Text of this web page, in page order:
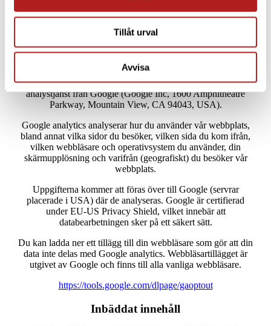
Tillåt urval
Avvisa
I din webbläsare kan du ställa in att inga cookies får sparas på
din dator. Vår hemsida fungerar även utan cookies, men det
kan göra att användarupplevelsen blir sämre. Vi informerar
alla besökare på vår webbplats om att vi använder cookies.
Vi använder Google Analytics som är en statistik- och
analystjänst från Google (Google Inc, 1600 Amphitheatre
Parkway, Mountain View, CA 94043, USA).
Google analytics analyserar hur du använder vår webbplats,
bland annat vilka sidor du besöker, vilken sida du kom ifrån,
vilken webbläsare och operativsystem du använder, din
skärmupplösning och varifrån (geografiskt) du besöker vår
webbplats.
Uppgifterna kommer att föras över till Google (servrar
placerade i USA) där de analyseras. Google är certifierad
under EU-US Privacy Shield, vilket innebär att
databearbetningen sker på ett säkert sätt.
Du kan ladda ner ett tillägg till din webbläsare som gör att din
data inte delas med Google analytics. Webbläsartillägget är
utgivet av Google och finns till alla vanliga webbläsare.
https://tools.google.com/dlpage/gaoptout
Inbäddat innehåll